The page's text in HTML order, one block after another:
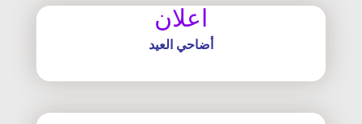
اعلان
أضاحي العيد